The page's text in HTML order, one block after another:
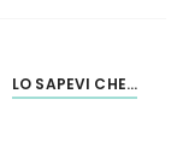
LO SAPEVI CHE...